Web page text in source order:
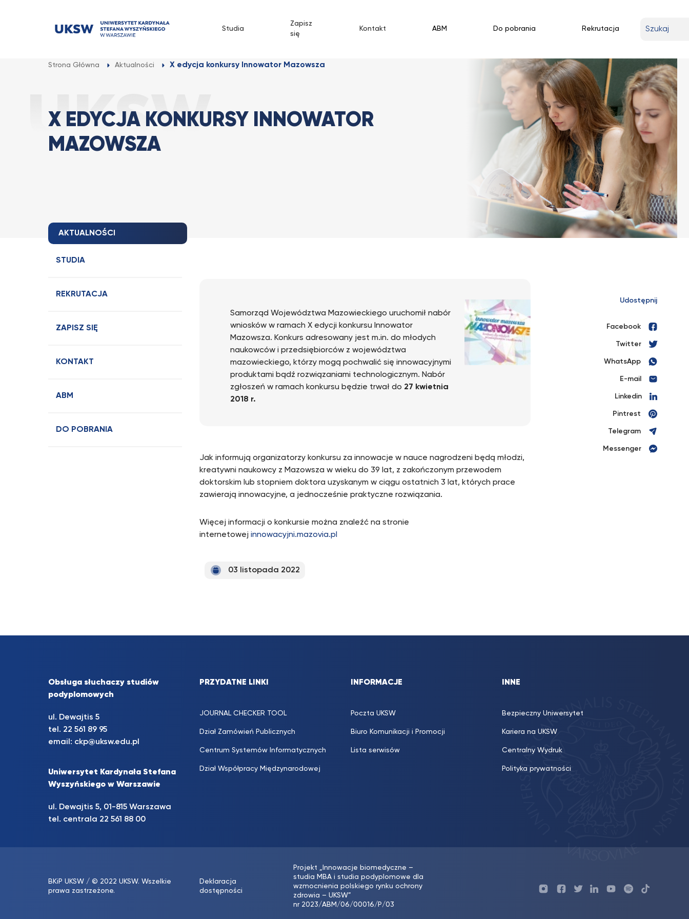
Studia
Zapisz
się
Kontakt ABM Do pobrania Rekrutacja
wyszukiwaną
Strona Główna Aktualności X edycja konkursy Innowator Mazowsza
X EDYCJA KONKURSY INNOWATOR
MAZOWSZA
AKTUALNOŚCI
STUDIA
REKRUTACJA
ZAPISZ SIĘ
KONTAKT
ABM
DO POBRANIA
Samorząd Województwa Mazowieckiego uruchomił nabór
wniosków w ramach X edycji konkursu Innowator
Mazowsza. Konkurs adresowany jest m.in. do młodych
naukowców i przedsiębiorców z województwa
mazowieckiego, którzy mogą pochwalić się innowacyjnymi
produktami bądź rozwiązaniami technologicznym. Nabór
zgłoszeń w ramach konkursu będzie trwał do 27 kwietnia
2018 r.
Jak informują organizatorzy konkursu za innowacje w nauce nagrodzeni będą młodzi,
kreatywni naukowcy z Mazowsza w wieku do 39 lat, z zakończonym przewodem
doktorskim lub stopniem doktora uzyskanym w ciągu ostatnich 3 lat, których prace
zawierają innowacyjne, a jednocześnie praktyczne rozwiązania.
Więcej informacji o konkursie można znaleźć na stronie
internetowej innowacyjni.mazovia.pl
03 listopada 2022
Udostępnij
Facebook
Twitter
WhatsApp
E-mail
Linkedin
Pintrest
Telegram
Messenger
Obsługa słuchaczy studiów
podyplomowych
ul. Dewajtis 5
tel. 22 561 89 95
email: ckp@uksw.edu.pl
Uniwersytet Kardynała Stefana
Wyszyńskiego w Warszawie
ul. Dewajtis 5, 01-815 Warszawa
tel. centrala 22 561 88 00
PRZYDATNE LINKI
JOURNAL CHECKER TOOL
Dział Zamówień Publicznych
Centrum Systemów Informatycznych
Dział Współpracy Międzynarodowej
INFORMACJE
Poczta UKSW
Biuro Komunikacji i Promocji
Lista serwisów
INNE
Bezpieczny Uniwersytet
Kariera na UKSW
Centralny Wydruk
Polityka prywatności
BKiP UKSW / © 2022 UKSW. Wszelkie
prawa zastrzeżone.
Deklaracja
dostępności
Projekt „Innowacje biomedyczne –
studia MBA i studia podyplomowe dla
wzmocnienia polskiego rynku ochrony
zdrowia – UKSW”
nr 2023/ABM/06/00016/P/03
Profil ProfilProfilProfil UKSWProfilUKSW